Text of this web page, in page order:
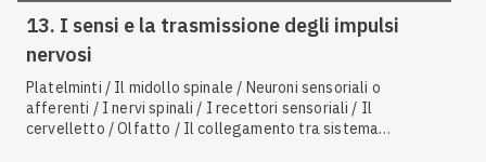
13. I sensi e la trasmissione degli impulsi
nervosi
Platelminti / Il midollo spinale / Neuroni sensoriali o
afferenti / I nervi spinali / I recettori sensoriali / Il
cervelletto / Olfatto / Il collegamento tra sistema